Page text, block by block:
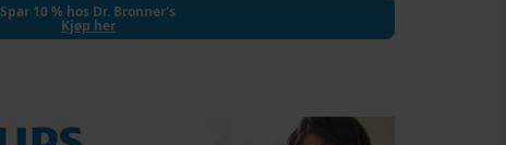
Spar 10 % hos Dr. Bronner's
Kjøp her